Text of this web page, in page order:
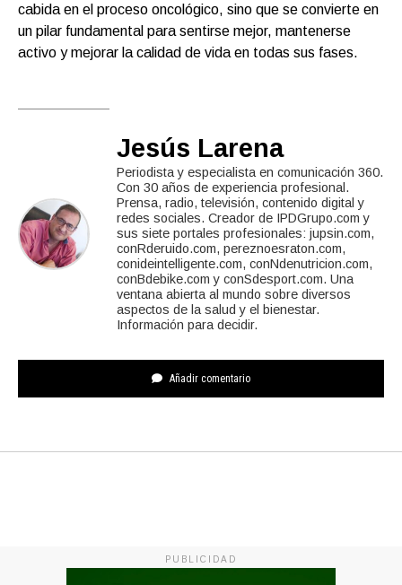
cabida en el proceso oncológico, sino que se convierte en
un pilar fundamental para sentirse mejor, mantenerse
activo y mejorar la calidad de vida en todas sus fases.
Jesús Larena
Periodista y especialista en comunicación 360.
Con 30 años de experiencia profesional.
Prensa, radio, televisión, contenido digital y
redes sociales. Creador de IPDGrupo.com y
sus siete portales profesionales: jupsin.com,
conRderuido.com, pereznoesraton.com,
conideintelligente.com, conNdenutricion.com,
conBdebike.com y conSdesport.com. Una
ventana abierta al mundo sobre diversos
aspectos de la salud y el bienestar.
Información para decidir.
Añadir comentario
PUBLICIDAD